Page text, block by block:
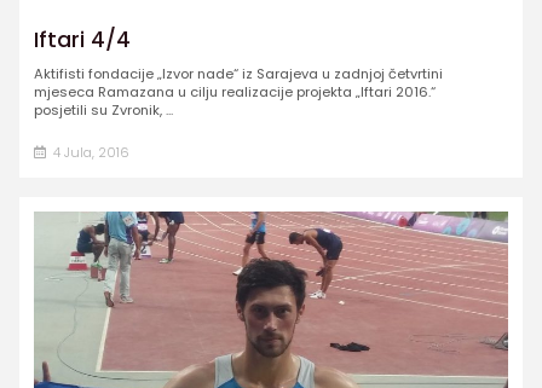
Iftari 4/4
Aktifisti fondacije „Izvor nade“ iz Sarajeva u zadnjoj četvrtini
mjeseca Ramazana u cilju realizacije projekta „Iftari 2016.“
posjetili su Zvronik, ...
4 Jula, 2016